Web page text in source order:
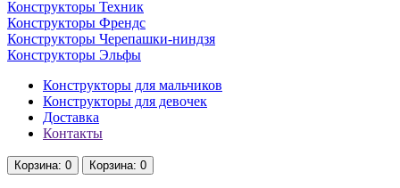
Конструкторы Техник
Конструкторы Френдс
Конструкторы Черепашки-ниндзя
Конструкторы Эльфы
Конструкторы для мальчиков
Конструкторы для девочек
Доставка
Контакты
Корзина: 0 Корзина: 0